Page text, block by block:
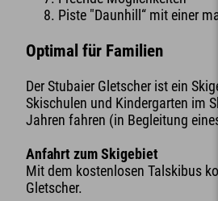
Piste "Daunhill“ mit einer
Optimal für Familien
Der Stubaier Gletscher ist ein
Skischulen und Kindergarten im
Jahren fahren (in Begleitung
Anfahrt zum Skigebiet
Mit dem kostenlosen Talskibus
Gletscher.